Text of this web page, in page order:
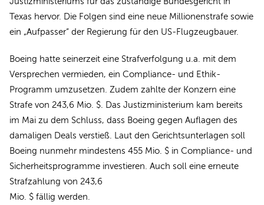
Texas hervor. Die Folgen sind eine neue Millionenstrafe sowie
ein „Aufpasser“ der Regierung für den US-Flugzeugbauer.
Boeing hatte seinerzeit eine Strafverfolgung u.a. mit dem
Versprechen vermieden, ein Compliance- und Ethik-
Programm umzusetzen. Zudem zahlte der Konzern eine
Strafe von 243,6 Mio. $. Das Justizministerium kam bereits
im Mai zu dem Schluss, dass Boeing gegen Auflagen des
damaligen Deals verstieß. Laut den Gerichtsunterlagen soll
Boeing nunmehr mindestens 455 Mio. $ in Compliance- und
Sicherheitsprogramme investieren. Auch soll eine erneute
Strafzahlung von 243,6
Mio. $ fällig werden.